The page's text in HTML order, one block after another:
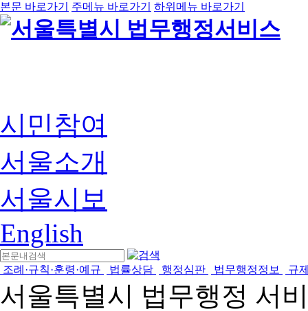
본문 바로가기 주메뉴 바로가기 하위메뉴 바로가기
시민참여
서울소개
서울시보
English
조례·규칙·훈령·예규 법률상담 행정심판 법무행정정보 규
서울특별시 법무행정 서